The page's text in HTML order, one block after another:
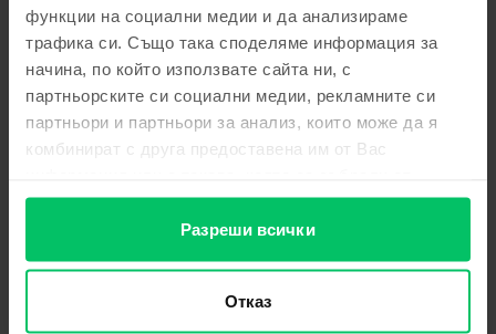
функции на социални медии и да анализираме
трафика си. Също така споделяме информация за
начина, по който използвате сайта ни, с
партньорските си социални медии, рекламните си
партньори и партньори за анализ, които може да я
комбинират с друга предоставена им от Вас
ползването от Ваша страна на услугите им.
Разреши всички
Отказ
Коледа, то почти сигурно е, че ще спомене горяща
топла камина. Може би не притежаваш такава, но има